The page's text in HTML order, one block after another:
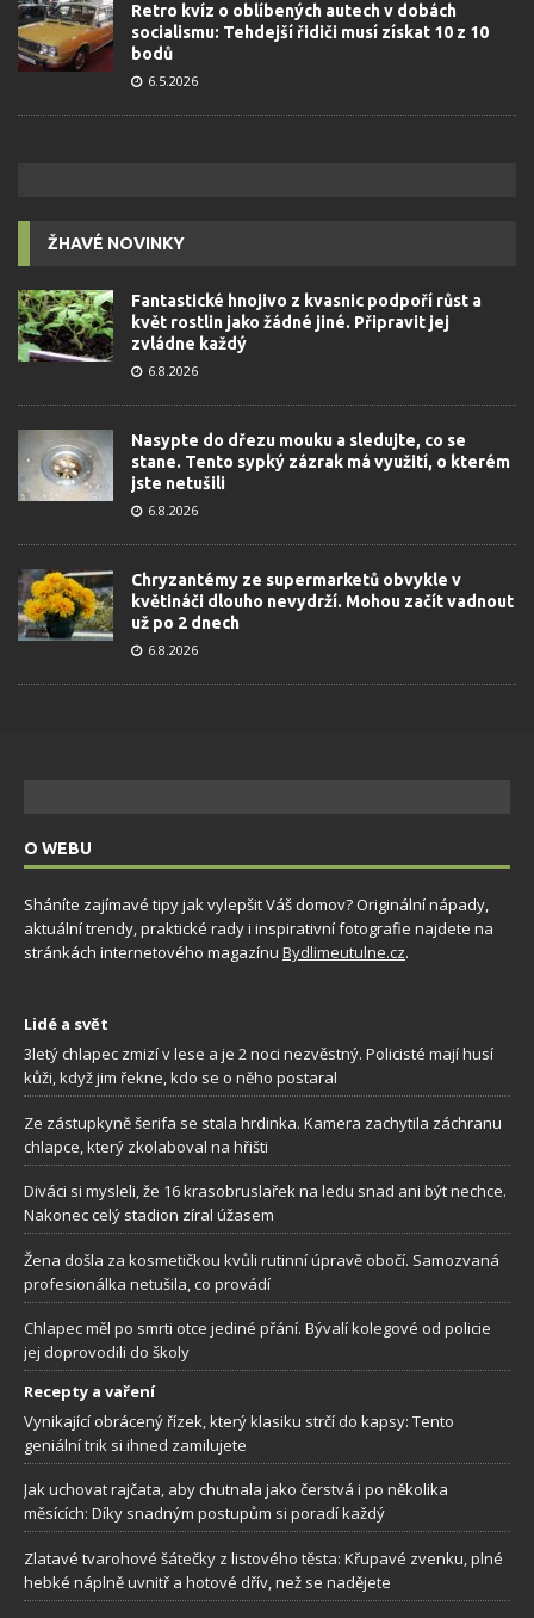
Retro kvíz o oblíbených autech v dobách
socialismu: Tehdejší řidiči musí získat 10 z 10
bodů
6.5.2026
ŽHAVÉ NOVINKY
Fantastické hnojivo z kvasnic podpoří růst a
květ rostlin jako žádné jiné. Připravit jej
zvládne každý
6.8.2026
Nasypte do dřezu mouku a sledujte, co se
stane. Tento sypký zázrak má využití, o kterém
jste netušili
6.8.2026
Chryzantémy ze supermarketů obvykle v
květináči dlouho nevydrží. Mohou začít vadnout
už po 2 dnech
6.8.2026
O WEBU
Sháníte zajímavé tipy jak vylepšit Váš domov? Originální nápady,
aktuální trendy, praktické rady i inspirativní fotografie najdete na
stránkách internetového magazínu Bydlimeutulne.cz.
Lidé a svět
3letý chlapec zmizí v lese a je 2 noci nezvěstný. Policisté mají husí
kůži, když jim řekne, kdo se o něho postaral
Ze zástupkyně šerifa se stala hrdinka. Kamera zachytila záchranu
chlapce, který zkolaboval na hřišti
Diváci si mysleli, že 16 krasobruslařek na ledu snad ani být nechce.
Nakonec celý stadion zíral úžasem
Žena došla za kosmetičkou kvůli rutinní úpravě obočí. Samozvaná
profesionálka netušila, co provádí
Chlapec měl po smrti otce jediné přání. Bývalí kolegové od policie
jej doprovodili do školy
Recepty a vaření
Vynikající obrácený řízek, který klasiku strčí do kapsy: Tento
geniální trik si ihned zamilujete
Jak uchovat rajčata, aby chutnala jako čerstvá i po několika
měsících: Díky snadným postupům si poradí každý
Zlatavé tvarohové šátečky z listového těsta: Křupavé zvenku, plné
hebké náplně uvnitř a hotové dřív, než se nadějete